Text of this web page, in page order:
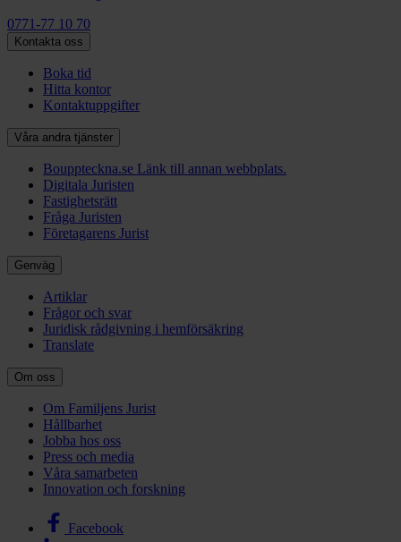
0771-77 10 70
Kontakta oss
Boka tid
Hitta kontor
Kontaktuppgifter
Våra andra tjänster
Bouppteckna.se Länk till annan webbplats.
Digitala Juristen
Fastighetsrätt
Fråga Juristen
Företagarens Jurist
Genväg
Artiklar
Frågor och svar
Juridisk rådgivning i hemförsäkring
Translate
Om oss
Om Familjens Jurist
Hållbarhet
Jobba hos oss
Press och media
Våra samarbeten
Innovation och forskning
Facebook